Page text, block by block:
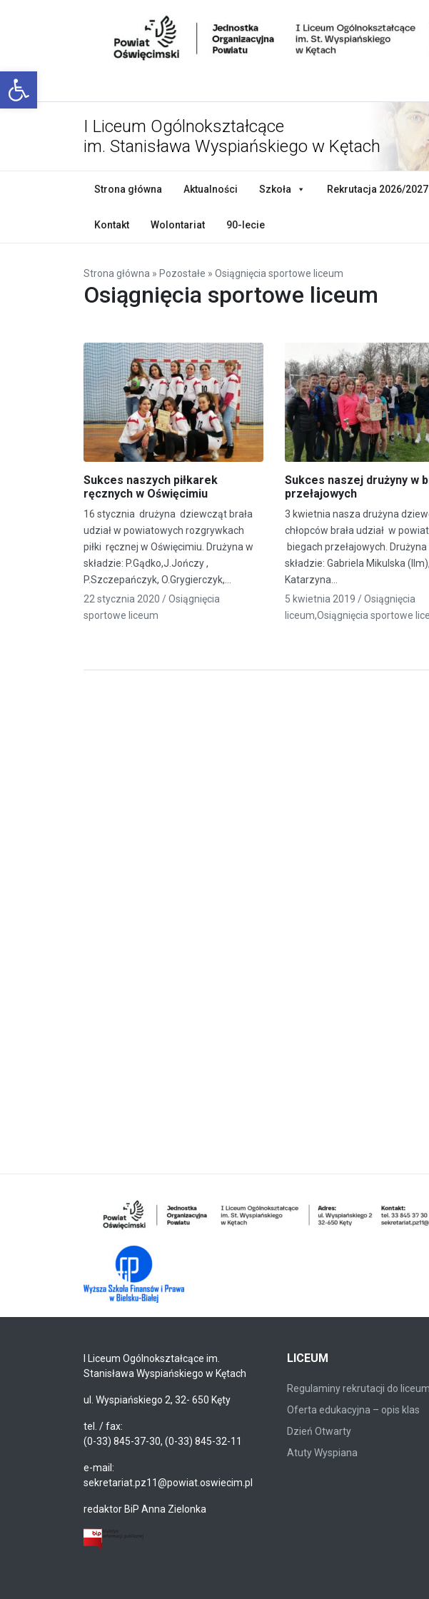
Open toolbar
I Liceum Ogólnokształcące
im. Stanisława Wyspiańskiego w Kętach
Strona główna Aktualności Szkoła Rekrutacja 2026/2027
Kontakt Wolontariat 90-lecie
Strona główna » Pozostałe » Osiągnięcia sportowe liceum
Osiągnięcia sportowe liceum
Sukces naszych piłkarek
ręcznych w Oświęcimiu
16 stycznia drużyna dziewcząt brała
udział w powiatowych rozgrywkach
piłki ręcznej w Oświęcimiu. Drużyna w
składzie: P.Gądko,J.Jończy ,
P.Szczepańczyk, O.Grygierczyk,…
22 stycznia 2020 /Osiągnięcia
sportowe liceum
Sukces naszej drużyny w
przełajowych
3 kwietnia nasza drużyna
chłopców brała udział w
biegach przełajowych. Drużyna
składzie: Gabriela Mikulska (llm),
Katarzyna…
5 kwietnia 2019 /Osiągnięcia
liceum,Osiągnięcia sportowe
I Liceum Ogólnokształcące im.
Stanisława Wyspiańskiego w Kętach
ul. Wyspiańskiego 2, 32- 650 Kęty
tel. / fax:
(0-33) 845-37-30, (0-33) 845-32-11
e-mail:
sekretariat.pz11@powiat.oswiecim.pl
redaktor BiP Anna Zielonka
LICEUM
Regulaminy rekrutacji do liceum
Oferta edukacyjna – opis klas
Dzień Otwarty
Atuty Wyspiana